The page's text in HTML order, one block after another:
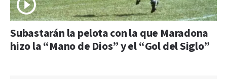
Subastarán la pelota con la que Maradona
hizo la “Mano de Dios” y el “Gol del Siglo”